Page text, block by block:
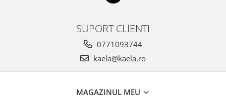
SUPORT CLIENTI
0771093744
kaela@kaela.ro
MAGAZINUL MEU